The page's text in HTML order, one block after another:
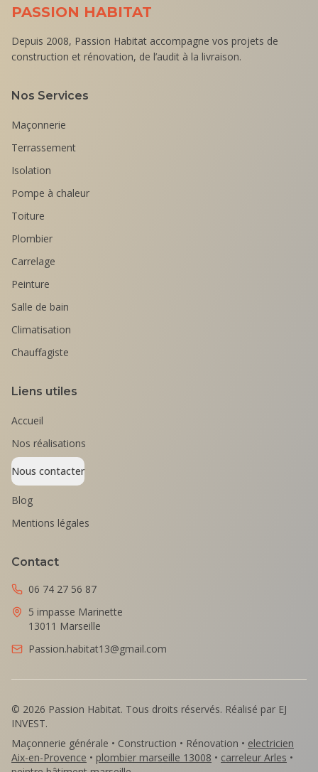
PASSION HABITAT
Depuis 2008, Passion Habitat accompagne vos projets de
construction et rénovation, de l’audit à la livraison.
Nos Services
Maçonnerie
Terrassement
Isolation
Pompe à chaleur
Toiture
Plombier
Carrelage
Peinture
Salle de bain
Climatisation
Chauffagiste
Liens utiles
Accueil
Nos réalisations
Nous contacter
Blog
Mentions légales
Contact
06 74 27 56 87
5 impasse Marinette
13011 Marseille
Passion.habitat13@gmail.com
© 2026 Passion Habitat. Tous droits réservés. Réalisé par EJ
INVEST.
Maçonnerie générale • Construction • Rénovation • electricien
Aix-en-Provence • plombier marseille 13008 • carreleur Arles •